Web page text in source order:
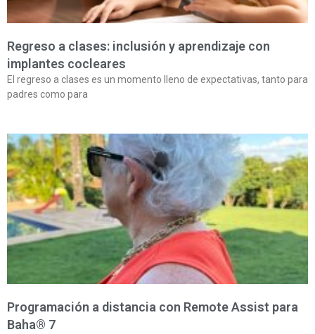
Regreso a clases: inclusión y aprendizaje con
implantes cocleares
El regreso a clases es un momento lleno de expectativas, tanto para
padres como para
Programación a distancia con Remote Assist para
Baha® 7